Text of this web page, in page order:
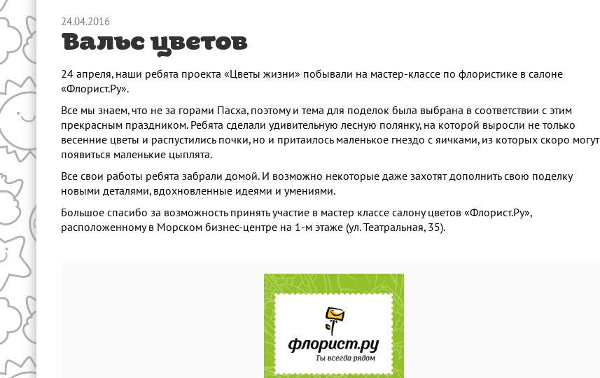
24.04.2016
Вальс цветов
24 апреля, наши ребята проекта «Цветы жизни» побывали на мастер-классе по флористике в салоне
«Флорист.Ру».
Все мы знаем, что не за горами Пасха, поэтому и тема для поделок была выбрана в соответствии с этим
прекрасным праздником. Ребята сделали удивительную лесную полянку, на которой выросли не только
весенние цветы и распустились почки, но и притаилось маленькое гнездо с яичками, из которых скоро могут
появиться маленькие цыплята.
Все свои работы ребята забрали домой. И возможно некоторые даже захотят дополнить свою поделку
новыми деталями, вдохновленные идеями и умениями.
Большое спасибо за возможность принять участие в мастер классе салону цветов «Флорист.Ру»,
расположенному в Морском бизнес-центре на 1-м этаже (ул. Театральная, 35).